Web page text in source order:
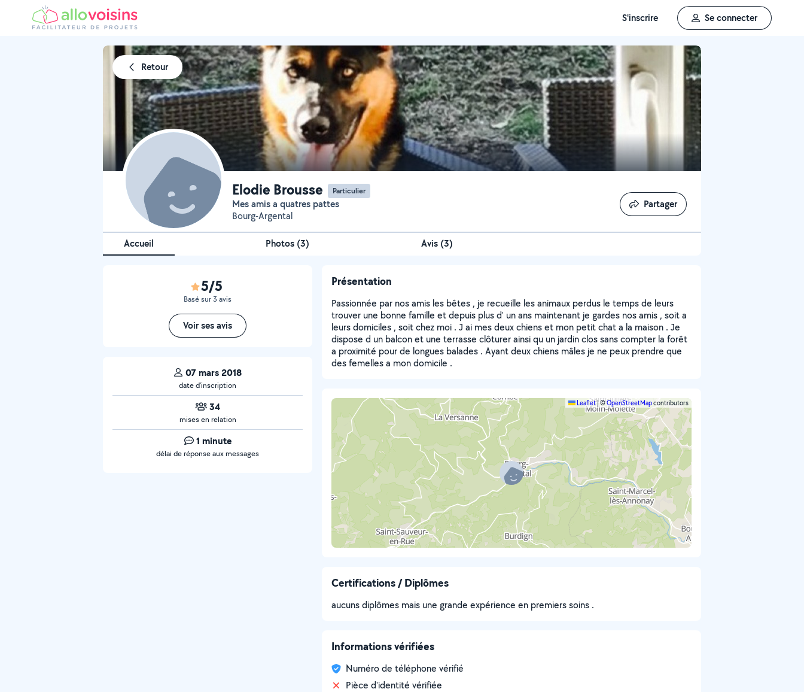
S'inscrire Se connecter
Retour
Elodie Brousse Particulier
Mes amis a quatres pattes
Bourg-Argental
Partager
Partager
Accueil Photos (3) Avis (3)
5/5
Basé sur 3 avis
Voir ses avis
07 mars 2018
date d’inscription
34
mises en relation
1 minute
délai de réponse aux messages
Présentation
Passionnée par nos amis les bêtes , je recueille les animaux perdus le temps de leurs
trouver une bonne famille et depuis plus d' un ans maintenant je gardes nos amis , soit a
leurs domiciles , soit chez moi . J ai mes deux chiens et mon petit chat a la maison . Je
dispose d un balcon et une terrasse clôturer ainsi qu un jardin clos sans compter la forêt
a proximité pour de longues balades . Ayant deux chiens mâles je ne peux prendre que
des femelles a mon domicile .
Leaflet |©OpenStreetMapcontributors
Certifications / Diplômes
aucuns diplômes mais une grande expérience en premiers soins .
Informations vérifiées
Numéro de téléphone vérifié
Pièce d'identité vérifiée